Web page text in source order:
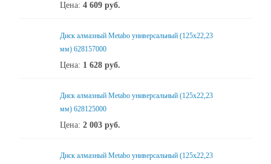
Цена: 4 609 руб.
Диск алмазный Metabo универсальный (125x22,23
мм) 628157000
Цена: 1 628 руб.
Диск алмазный Metabo универсальный (125x22,23
мм) 628125000
Цена: 2 003 руб.
Диск алмазный Metabo универсальный (125x22,23